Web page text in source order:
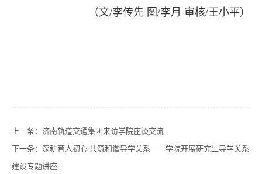
（文/李传先 图/李月 审核/王小平）
上一条： 济南轨道交通集团来访学院座谈交流
下一条： 深耕育人初心 共筑和谐导学关系——学院开展研究生导学关系
建设专题讲座